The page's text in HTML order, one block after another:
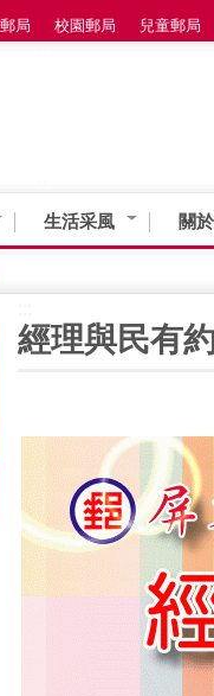
局 校園郵局 兒童郵局
生活采風 關
經理與民有